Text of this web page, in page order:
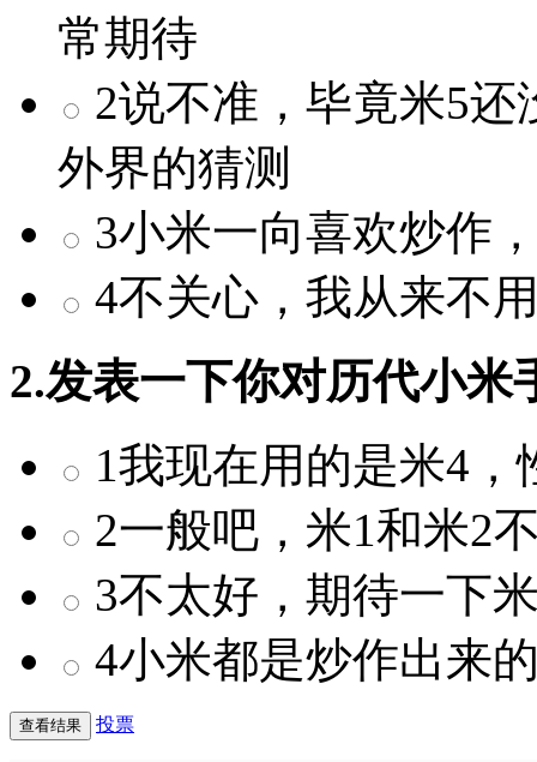
常期待
2说不准，毕竟米5
外界的猜测
3小米一向喜欢炒作
4不关心，我从来不
2.发表一下你对历代小米
1我现在用的是米4
2一般吧，米1和米2
3不太好，期待一下
4小米都是炒作出来
投票